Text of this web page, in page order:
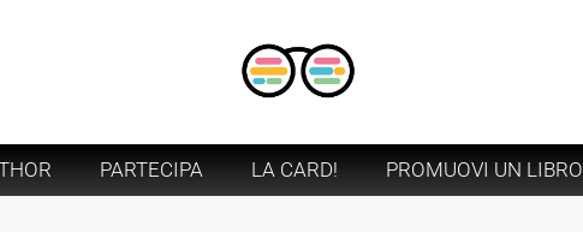
PARTECIPA LA CARD! PROMUOVI UN LIBRO